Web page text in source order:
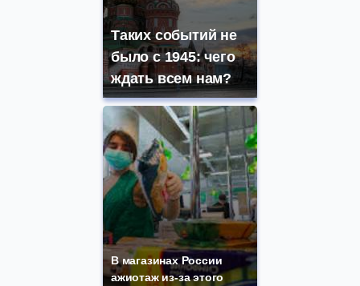
Таких событий не
было с 1945: чего
ждать всем нам?
В магазинах России
ажиотаж из-за этого